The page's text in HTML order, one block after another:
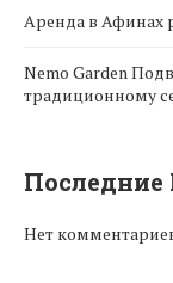
Аренда в Афинах
Nemo Garden
традиционному
Нет